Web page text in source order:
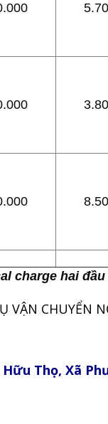
charge hai đầu
VẬN CHUYỂN
ữu Thọ, Xã Ph